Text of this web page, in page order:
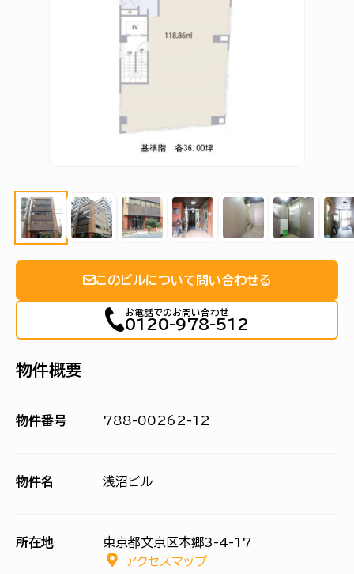
このビルについて問い合わせる
お電話でのお問い合わせ
0120-978-512
物件概要
物件番号 788-00262-12
物件名 浅沼ビル
所在地
東京都文京区本郷3-4-17
アクセスマップ